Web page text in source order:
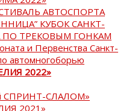
АВТОСПОРТА
КУБОК САНКТ-
ПО ТРЕКОВЫМ ГОНКАМ
и Первенства Санкт-
автомногоборью
2022»
СПРИНТ-СЛАЛОМ»
2021»